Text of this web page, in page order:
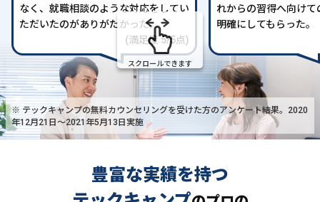
なく、就職相談のような対応をしてい
ただいたのがありがたかった。
(満足度 5/5点)
れからの習得へ向け
明確にしてもらった。
スクロールできます
※ テックキャンプの無料カウンセリングを受けた方のアンケート結果。2020
年12月21日〜2021年5月13日実施
豊富な実績を持つ